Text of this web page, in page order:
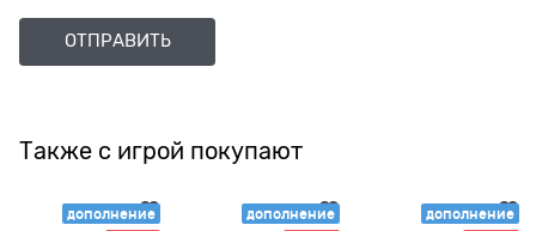
Также с игрой покупают
дополнение
дополнение
дополнение